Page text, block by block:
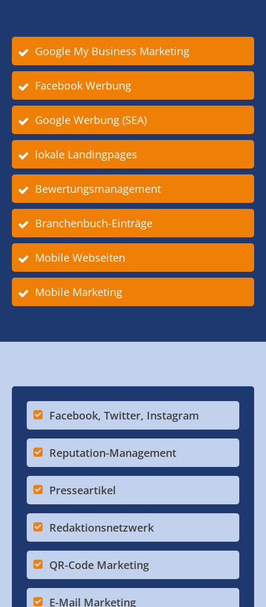
Google My Business Marketing
Facebook Werbung
Google Werbung (SEA)
lokale Landingpages
Bewertungsmanagement
Branchenbuch-Einträge
Mobile Webseiten
Mobile Marketing
Facebook, Twitter, Instagram
Reputation-Management
Presseartikel
Redaktionsnetzwerk
QR-Code Marketing
E-Mail Marketing